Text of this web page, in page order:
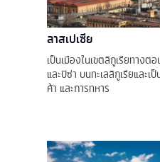
ลาสเปเซีย
เป็นเมืองในเขตลิกูเรียทางต
และปิซ่า บนทะเลลิกูเรียและ
ค้า และการทหาร